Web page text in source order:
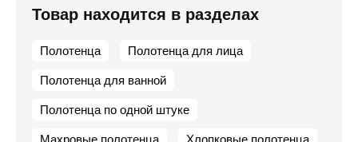
Товар находится в разделах
Полотенца Полотенца для лица
Полотенца для ванной
Полотенца по одной штуке
Махровые полотенца Хлопковые полотенца